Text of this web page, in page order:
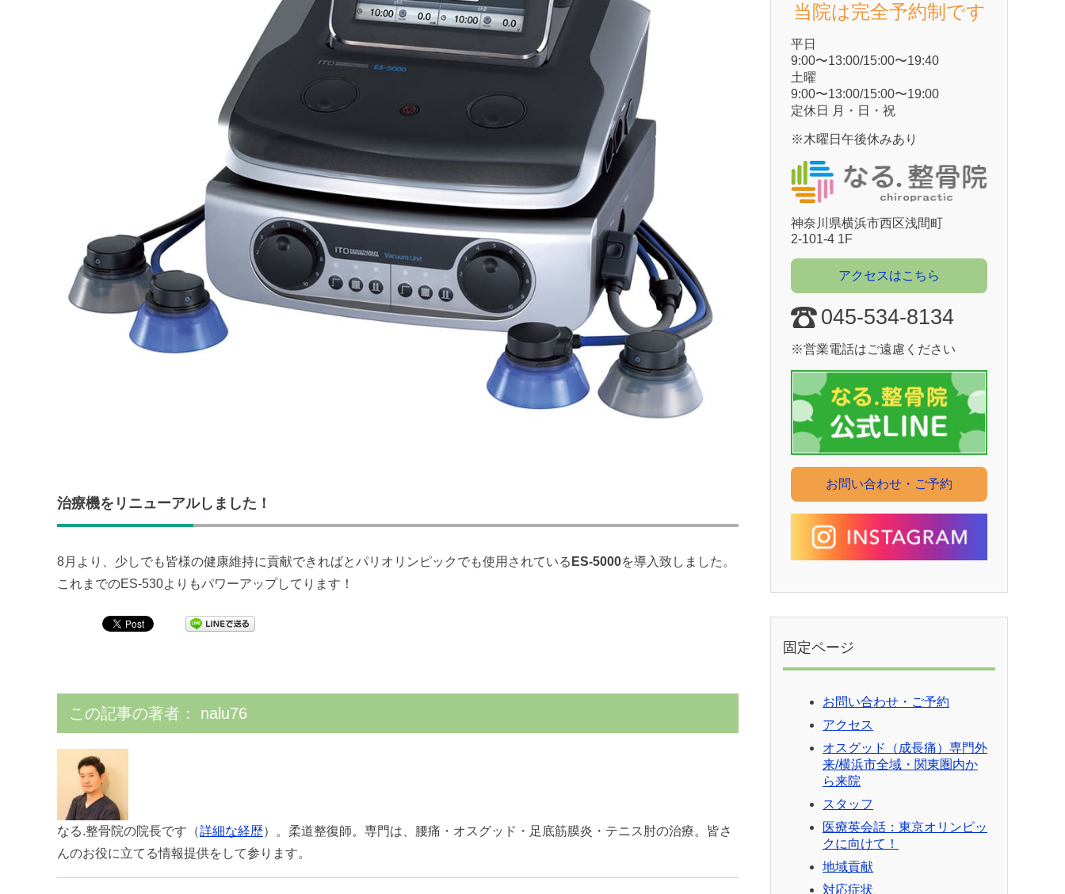
治療機をリニューアルしました！
8月より、少しでも皆様の健康維持に貢献できればとパリオリンピックでも使用されている ES-5000を導入致しました。
これまでのES-530よりもパワーアップしてります！
この記事の著者： nalu76
なる.整骨院の院長です（詳細な経歴）。柔道整復師。専門は、腰痛・オスグッド・足底筋膜炎・テニス肘の治療。皆さ
んのお役に立てる情報提供をして参ります。
当院は完全予約制です
平⽇
9:00〜13:00/15:00〜19:40
⼟曜
9:00〜13:00/15:00〜19:00
定休⽇ ⽉・⽇・祝
※木曜日午後休みあり
神奈川県横浜市⻄区浅間町
2-101-4 1F
アクセスはこちら
045-534-8134
※営業電話はご遠慮ください
お問い合わせ・ご予約
固定ページ
お問い合わせ・ご予約
アクセス
オスグッド（成長痛）専門外
来/横浜市全域・関東圏内か
ら来院
スタッフ
医療英会話：東京オリンピッ
クに向けて！
地域貢献
対応症状